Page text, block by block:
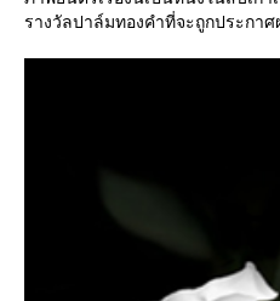
รางวัลปาล์มทองคำที่จะถูกประกา